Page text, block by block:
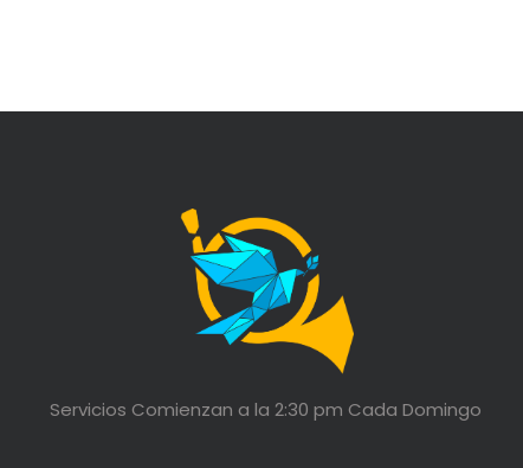
Servicios Comienzan a la 2:30 pm Cada Domingo